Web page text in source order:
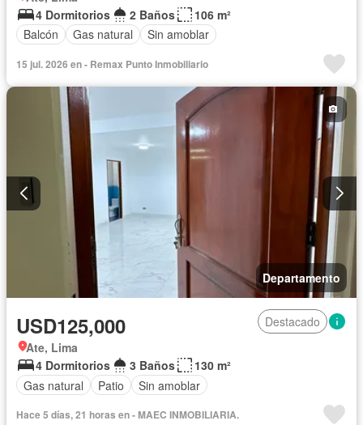
4 Dormitorios
2 Baños
106 m²
Balcón
Gas natural Sin amoblar
15 jul. 2026 en - Remax Punto Inmobiliario
Departamento
USD125,000
Destacado
Ate, Lima
4 Dormitorios
3 Baños
130 m²
Gas natural
Patio Sin amoblar
Hace 5 días, 21 horas en - MAEC INMOBILIARIA.